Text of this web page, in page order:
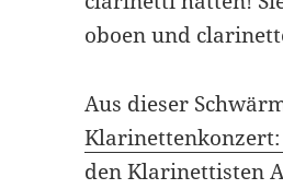
oboen und
Aus dieser
den Klarinettisten